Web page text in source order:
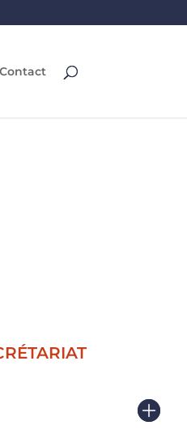
Contact